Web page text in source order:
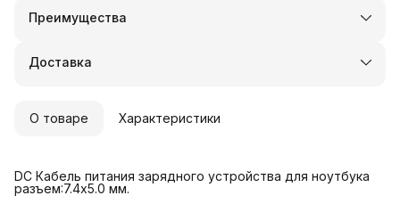
Преимущества
Оплата частями в Сплит
Удобный возврат
Доставка
О товаре Характеристики
DC Кабель питания зарядного устройства для ноутбука
разъем:7.4x5.0 мм.